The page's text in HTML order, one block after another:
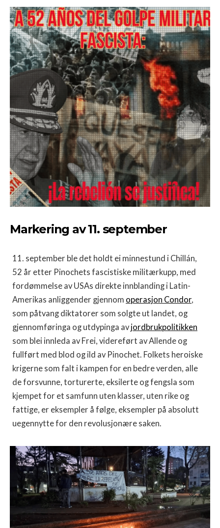
Markering av 11. september
11. september ble det holdt ei minnestund i Chillán,
52 år etter Pinochets fascistiske militærkupp, med
fordømmelse av USAs direkte innblanding i Latin-
Amerikas anliggender gjennom operasjon Condor,
som påtvang diktatorer som solgte ut landet, og
gjennomføringa og utdypinga avjordbrukpolitikken
som blei innleda av Frei, videreført av Allende og
fullført med blod og ild av Pinochet. Folkets heroiske
krigerne som falt i kampen for en bedre verden, alle
de forsvunne, torturerte, eksilerte og fengsla som
kjempet for et samfunn uten klasser, uten rike og
fattige, er eksempler å følge, eksempler på absolutt
uegennytte for den revolusjonære saken.